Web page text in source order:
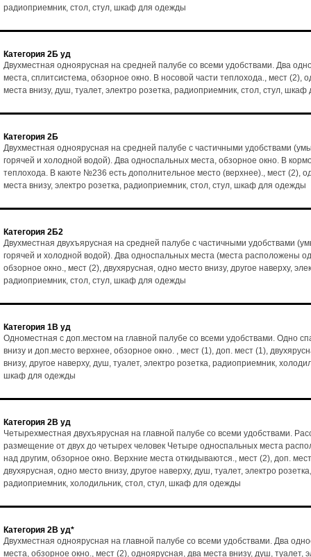
радиоприемник, стол, стул, шкаф для одежды
Категория 2Б уд
Двухместная одноярусная на средней палубе со всеми удобствами. Два
места, сплитсистема, обзорное окно. В носовой части теплохода., мест (2),
места внизу, душ, туалет, электро розетка, радиоприемник, стол, стул,
Категория 2Б
Двухместная одноярусная на средней палубе с частичными удобствами
горячей и холодной водой). Два односпальных места, обзорное окно. В
теплохода. В каюте №236 есть дополнительное место (верхнее)., мест (2),
места внизу, электро розетка, радиоприемник, стол, стул, шкаф для одежды
Категория 2Б2
Двухместная двухъярусная на средней палубе с частичными удобствами
горячей и холодной водой). Два односпальных места (места расположены
обзорное окно., мест (2), двухярусная, одно место внизу, другое наверху,
радиоприемник, стол, стул, шкаф для одежды
Категория 1В уд
Одноместная с доп.местом на главной палубе со всеми удобствами. Одно
внизу и доп.место верхнее, обзорное окно. , мест (1), доп. мест (1),
внизу, другое наверху, душ, туалет, электро розетка, радиоприемник,
шкаф для одежды
Категория 2В уд
Четырехместная двухъярусная на главной палубе со всеми удобствами.
размещение от двух до четырех человек Четыре односпальных места
над другим, обзорное окно. Верхние места откидываются., мест (2), доп.
двухярусная, одно место внизу, другое наверху, душ, туалет, электро розетка,
радиоприемник, холодильник, стол, стул, шкаф для одежды
Категория 2В уд*
Двухместная одноярусная на главной палубе со всеми удобствами. Два
места, обзорное окно., мест (2), одноярусная, два места внизу, душ, туалет,